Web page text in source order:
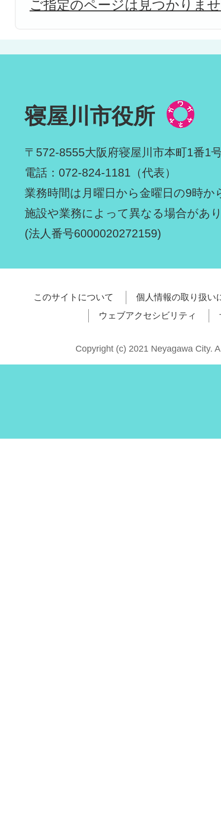
ご指定のページは見つかりま
寝屋川市役所
〒572-8555大阪府寝屋川市本町1番1
電話：072-824-1181（代表）
業務時間は月曜日から金曜日の9時か
施設や業務によって異なる場合があ
(法人番号6000020272159)
このサイトについて
個人情報の取り扱い
ウェブアクセシビリティ
Copyright (c) 2021 Neyagawa City.